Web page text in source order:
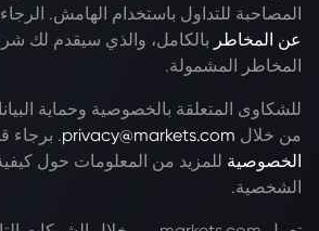
المصاحبة للتداول باستخدام الهامش.
عن المخاطر بالكامل، والذي سيقدم لك
المخاطر المشمولة.
للشكاوى المتعلقة بالخصوصية وحماية
من خلال privacy@markets.com. برجاء
الخصوصية للمزيد من المعلومات حول
الشخصية.